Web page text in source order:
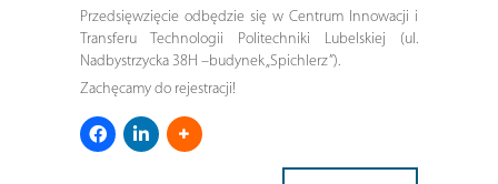
Przedsięwzięcie odbędzie się w Centrum Innowacji i
Transferu Technologii Politechniki Lubelskiej (ul.
Nadbystrzycka 38H –budynek „Spichlerz”).
Zachęcamy do rejestracji!